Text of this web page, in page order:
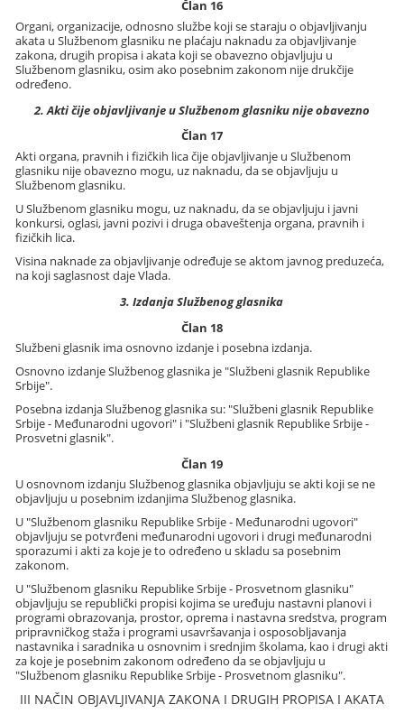
Član 16
Organi, organizacije, odnosno službe koji se staraju o objavljivanju
akata u Službenom glasniku ne plaćaju naknadu za objavljivanje
zakona, drugih propisa i akata koji se obavezno objavljuju u
Službenom glasniku, osim ako posebnim zakonom nije drukčije
određeno.
2. Akti čije objavljivanje u Službenom glasniku nije obavezno
Član 17
Akti organa, pravnih i fizičkih lica čije objavljivanje u Službenom
glasniku nije obavezno mogu, uz naknadu, da se objavljuju u
Službenom glasniku.
U Službenom glasniku mogu, uz naknadu, da se objavljuju i javni
konkursi, oglasi, javni pozivi i druga obaveštenja organa, pravnih i
fizičkih lica.
Visina naknade za objavljivanje određuje se aktom javnog preduzeća,
na koji saglasnost daje Vlada.
3. Izdanja Službenog glasnika
Član 18
Službeni glasnik ima osnovno izdanje i posebna izdanja.
Osnovno izdanje Službenog glasnika je "Službeni glasnik Republike
Srbije".
Posebna izdanja Službenog glasnika su: "Službeni glasnik Republike
Srbije - Međunarodni ugovori" i "Službeni glasnik Republike Srbije -
Prosvetni glasnik".
Član 19
U osnovnom izdanju Službenog glasnika objavljuju se akti koji se ne
objavljuju u posebnim izdanjima Službenog glasnika.
U "Službenom glasniku Republike Srbije - Međunarodni ugovori"
objavljuju se potvrđeni međunarodni ugovori i drugi međunarodni
sporazumi i akti za koje je to određeno u skladu sa posebnim
zakonom.
U "Službenom glasniku Republike Srbije - Prosvetnom glasniku"
objavljuju se republički propisi kojima se uređuju nastavni planovi i
programi obrazovanja, prostor, oprema i nastavna sredstva, program
pripravničkog staža i programi usavršavanja i osposobljavanja
nastavnika i saradnika u osnovnim i srednjim školama, kao i drugi akti
za koje je posebnim zakonom određeno da se objavljuju u
"Službenom glasniku Republike Srbije - Prosvetnom glasniku".
III NAČIN OBJAVLJIVANJA ZAKONA I DRUGIH PROPISA I AKATA